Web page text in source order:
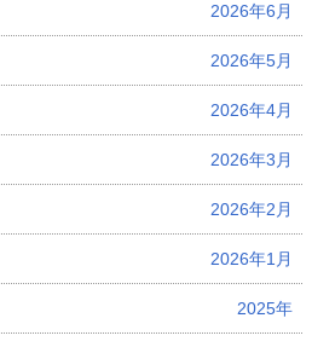
2026年6月
2026年5月
2026年4月
2026年3月
2026年2月
2026年1月
2025年